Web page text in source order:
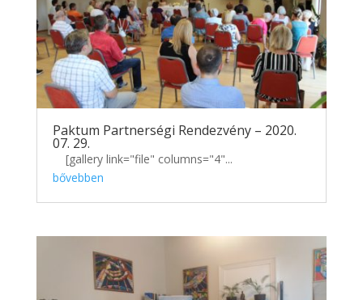
Paktum Partnerségi Rendezvény – 2020.
07. 29.
[gallery link="file" columns="4"...
bővebben